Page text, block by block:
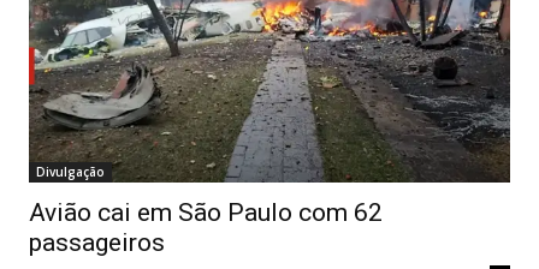
Divulgação
Avião cai em São Paulo com 62
passageiros